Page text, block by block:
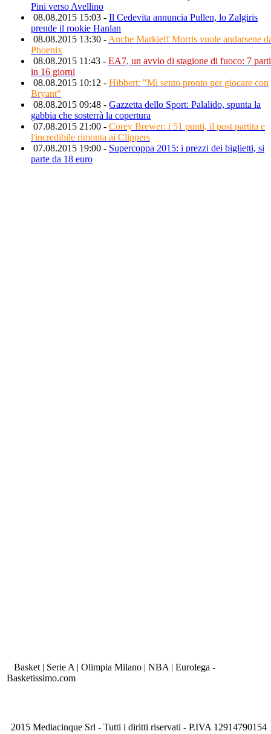
Pini verso Avellino
08.08.2015 15:03 - Il Cedevita annuncia Pullen, lo Zalgiris
prende il rookie Hanlan
08.08.2015 13:30 - Anche Markieff Morris vuole andarsene
Phoenix
08.08.2015 11:43 - EA7, un avvio di stagione di fuoco: 7
in 16 giorni
08.08.2015 10:12 - Hibbert: "Mi sento pronto per giocare con
Bryant"
08.08.2015 09:48 - Gazzetta dello Sport: Palalido, spunta la
gabbia che sosterrà la copertura
07.08.2015 21:00 - Corey Brewer: i 51 punti, il post partita e
l'incredibile rimonta ai Clippers
07.08.2015 19:00 - Supercoppa 2015: i prezzi dei biglietti, si
parte da 18 euro
Basket | Serie A | Olimpia Milano | NBA | Eurolega -
Basketissimo.com
2015 Mediacinque Srl - Tutti i diritti riservati - P.IVA 12914790154